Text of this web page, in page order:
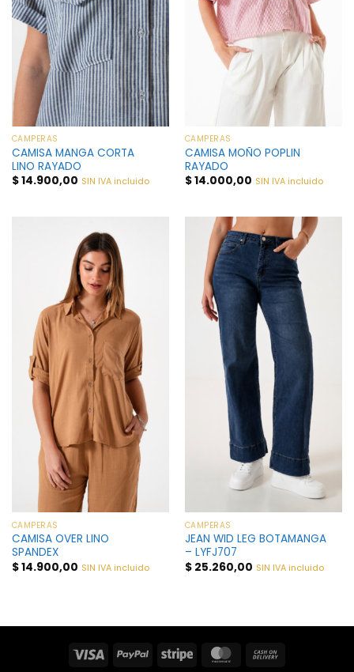
CAMPERAS
CAMISA MANGA CORTA
LINO RAYADO
$14.900,00 SIN IVA incluido
CAMPERAS
CAMISA MOÑO POPLIN
RAYADO
$14.000,00 SIN IVA incluido
CAMPERAS
CAMISA OVER LINO
SPANDEX
$14.900,00 SIN IVA incluido
CAMPERAS
JEAN WID LEG BOTAMANGA
– LYFJ707
$25.260,00 SIN IVA incluido
Visa PayPal Stripe MasterCard